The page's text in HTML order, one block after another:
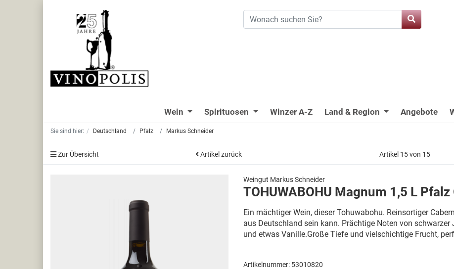
Wein Spirituosen Winzer A-Z Land & Region Angebote
Sie sind hier: Deutschland Pfalz Markus Schneider
Zur Übersicht Artikel zurück Artikel 15 von 15
Weingut Markus Schneider
TOHUWABOHU Magnum 1,5 L
Ein mächtiger Wein, dieser Tohuwabohu. Reinsortiger
aus Deutschland sein kann. Prächtige Noten von
und etwas Vanille.Große Tiefe und vielschichtige Frucht,
Artikelnummer: 53010820